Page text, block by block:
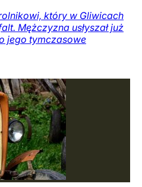
który w Gliwicach
Mężczyzna usłyszał już
jego tymczasowe